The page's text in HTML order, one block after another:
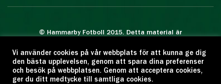
© Hammarby Fotboll 2015. Detta material är
Eftertryck eller annan kopiering är förbjuden.
Citera oss gärna men ange källan:
www.hammarbyfotboll.se. Ansvarig utgivare:
Vi använder cookies på vår webbplats för att kunna ge dig
den bästa upplevelsen, genom att spara dina preferenser
och besök på webbplatsen. Genom att acceptera cookies,
ger du ditt medtycke till samtliga cookies.